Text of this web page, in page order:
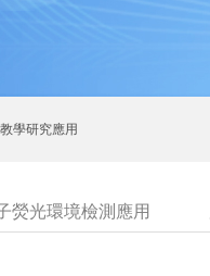
學研究應用
熒光環境檢測應用